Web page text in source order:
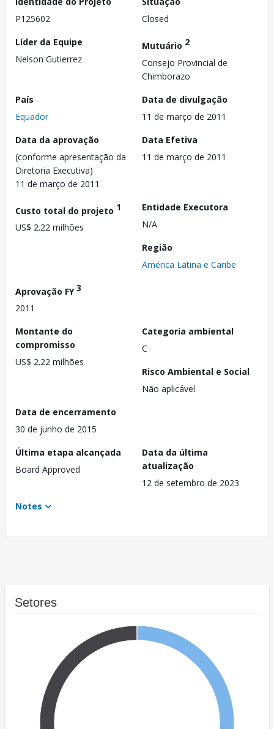
P125602
Closed
Líder da Equipe
Nelson Gutierrez
Mutuário 2
Consejo Provincial de
Chimborazo
País
Equador
Data de divulgação
11 de março de 2011
Data da aprovação
(conforme apresentação da
Diretoria Executiva)
11 de março de 2011
Data Efetiva
11 de março de 2011
Custo total do projeto 1
US$ 2.22 milhões
Entidade Executora
N/A
Região
América Latina e Caribe
Aprovação FY3
2011
Montante do
compromisso
US$ 2.22 milhões
Categoria ambiental
C
Risco Ambiental e Social
Não aplicável
Data de encerramento
30 de junho de 2015
Última etapa alcançada
Board Approved
Data da última
atualização
12 de setembro de 2023
Notes
Setores